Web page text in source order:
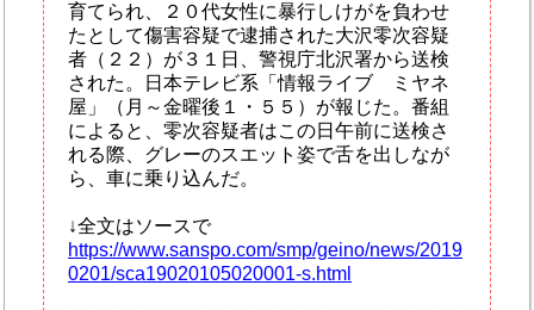
育てられ、２０代女性に暴行しけがを負わせ
たとして傷害容疑で逮捕された大沢零次容疑
者（２２）が３１日、警視庁北沢署から送検
された。日本テレビ系「情報ライブ ミヤネ
屋」（月～金曜後１・５５）が報じた。番組
によると、零次容疑者はこの日午前に送検さ
れる際、グレーのスエット姿で舌を出しなが
ら、車に乗り込んだ。
↓全文はソースで
https://www.sanspo.com/smp/geino/news/2019
0201/sca19020105020001-s.html